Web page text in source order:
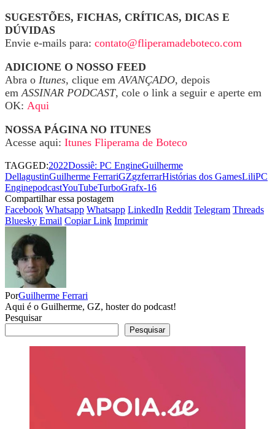
SUGESTÕES, FICHAS, CRÍTICAS, DICAS E
DÚVIDAS
Envie e-mails para: contato@fliperamadeboteco.com
ADICIONE O NOSSO FEED
Abra o Itunes, clique em AVANÇADO, depois
em ASSINAR PODCAST, cole o link a seguir e aperte em
OK: Aqui
NOSSA PÁGINA NO ITUNES
Acesse aqui: Itunes Fliperama de Boteco
TAGGED:2022Dossiê: PC EngineGuilherme
DellagustinGuilherme FerrariGZgzferrarHistórias dos GamesLiliPC
EnginepodcastYouTubeTurboGrafx-16
Compartilhar essa postagem
Facebook Whatsapp Whatsapp LinkedIn Reddit Telegram Threads
Bluesky Email Copiar Link Imprimir
PorGuilherme Ferrari
Aqui é o Guilherme, GZ, hoster do podcast!
Pesquisar
Pesquisar